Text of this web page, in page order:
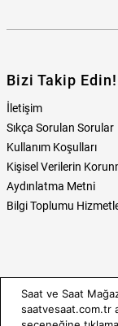
Bizi Takip Edin!
İletişim
Sıkça Sorulan Sorular
Kullanım Koşulları
Kişisel Verilerin
Aydınlatma Metni
Bilgi Toplumu
Saat ve Saat
Saat ve Saat
saatvesaat.com.tr